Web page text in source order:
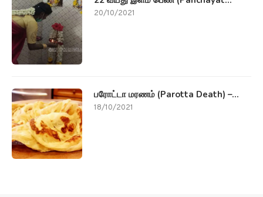
18/10/2021
Subscribe Ariviyal News Free
Ariviyal News இணையதளத்தை இலவசமாக Subscribe
செய்து செய்திகளை உடனுக்குடன் உங்கள் மின்னஞ்சலில்